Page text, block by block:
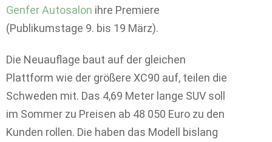
Genfer Autosalon ihre Premiere
(Publikumstage 9. bis 19 März).
Die Neuauflage baut auf der gleichen
Plattform wie der größere XC90 auf, teilen die
Schweden mit. Das 4,69 Meter lange SUV soll
im Sommer zu Preisen ab 48 050 Euro zu den
Kunden rollen. Die haben das Modell bislang